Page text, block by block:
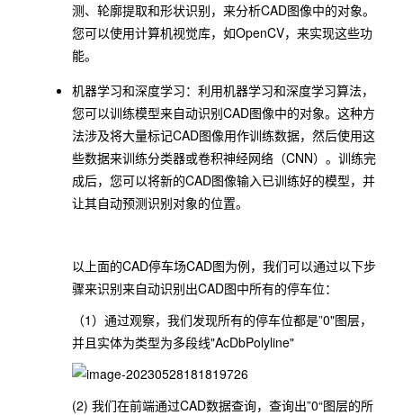
测、轮廓提取和形状识别，来分析CAD图像中的对象。
您可以使用计算机视觉库，如OpenCV，来实现这些功
能。
机器学习和深度学习：利用机器学习和深度学习算法，
您可以训练模型来自动识别CAD图像中的对象。这种方
法涉及将大量标记CAD图像用作训练数据，然后使用这
些数据来训练分类器或卷积神经网络（CNN）。训练完
成后，您可以将新的CAD图像输入已训练好的模型，并
让其自动预测识别对象的位置。
以上面的CAD停车场CAD图为例，我们可以通过以下步
骤来识别来自动识别出CAD图中所有的停车位：
（1）通过观察，我们发现所有的停车位都是”0"图层，
并且实体为类型为多段线"AcDbPolyline"
(2) 我们在前端通过CAD数据查询，查询出”0“图层的所